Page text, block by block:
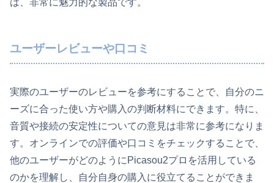
ユーザーレビューや口コミ
実際のユーザーのレビューを参考にすることで、自分のニ
ーズに合った使い方や購入の判断材料にできます。特に、
音質や接続の安定性についての意見は非常に参考になりま
す。オンラインでの評価や口コミをチェックすることで、
他のユーザーがどのようにPicasou2プロを活用している
のかを理解し、自分自身の購入に役立てることができま